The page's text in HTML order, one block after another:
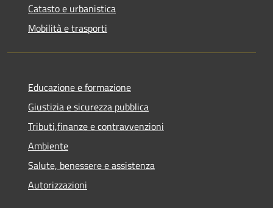
Catasto e urbanistica
Mobilità e trasporti
Educazione e formazione
Giustizia e sicurezza pubblica
Tributi,finanze e contravvenzioni
Ambiente
Salute, benessere e assistenza
Autorizzazioni